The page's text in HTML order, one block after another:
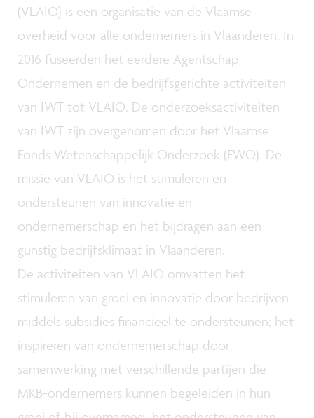
(VLAIO) is een organisatie van de Vlaamse
overheid voor alle ondernemers in Vlaanderen. In
2016 fuseerden het eerdere Agentschap
Ondernemen en de bedrijfsgerichte activiteiten
van IWT tot VLAIO. De onderzoeksactiviteiten
van IWT zijn overgenomen door het Vlaamse
Fonds Wetenschappelijk Onderzoek (FWO). De
missie van VLAIO is het stimuleren en
ondersteunen van innovatie en
ondernemerschap en het bijdragen aan een
gunstig bedrijfsklimaat in Vlaanderen.
De activiteiten van VLAIO omvatten het
stimuleren van groei en innovatie door bedrijven
middels subsidies financieel te ondersteunen; het
inspireren van ondernemerschap door
samenwerking met verschillende partijen die
MKB-ondernemers kunnen begeleiden in hun